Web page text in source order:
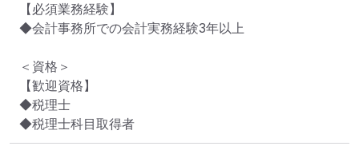
【必須業務経験】
◆会計事務所での会計実務経験3年以上
＜資格＞
【歓迎資格】
◆税理士
◆税理士科目取得者